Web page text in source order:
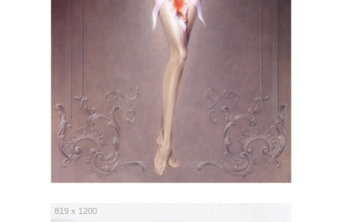
819 x 1200